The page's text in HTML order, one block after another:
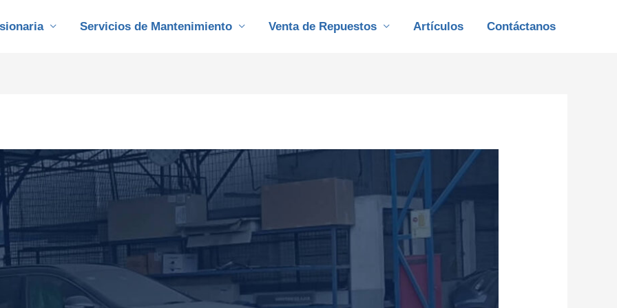
Servicios de Mantenimiento Venta de Repuestos Artículos Contáctanos